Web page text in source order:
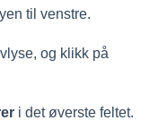
til venstre.
og klikk på
i det øverste feltet.